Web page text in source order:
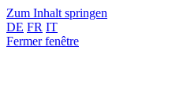
Zum Inhalt springen
DE FR IT
Fermer fenêtre